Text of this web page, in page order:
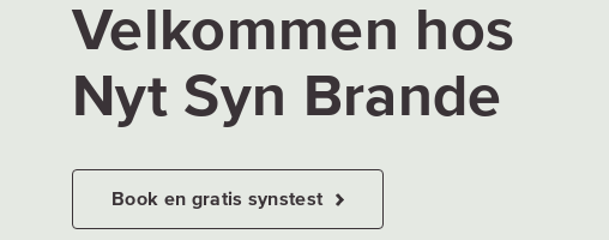
Velkommen hos
Nyt Syn Brande
Book en gratis synstest